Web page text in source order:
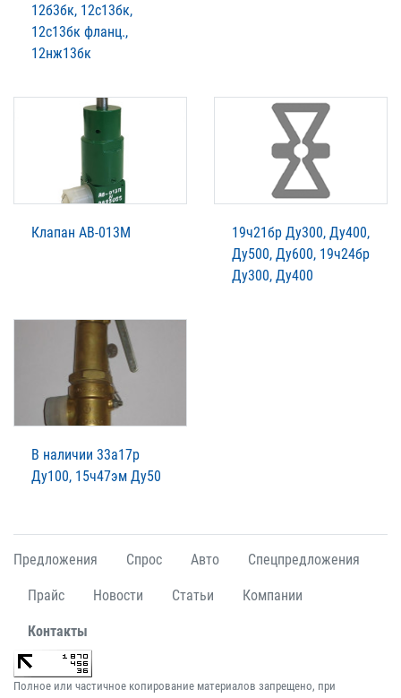
12б3бк, 12с13бк,
12с13бк фланц.,
12нж13бк
Клапан АВ-013М
19ч21бр Ду300, Ду400,
Ду500, Ду600, 19ч24бр
Ду300, Ду400
В наличии 33а17р
Ду100, 15ч47эм Ду50
Предложения Спрос Авто Спецпредложения
Прайс Новости Статьи Компании
Контакты
Полное или частичное копирование материалов запрещено, при